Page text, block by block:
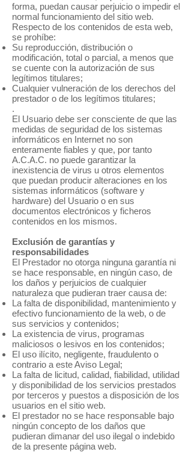
forma, puedan causar perjuicio o impedir el
normal funcionamiento del sitio web.
Respecto de los contenidos de esta web,
se prohíbe:
Su reproducción, distribución o
modificación, total o parcial, a menos que
se cuente con la autorización de sus
legítimos titulares;
Cualquier vulneración de los derechos del
prestador o de los legítimos titulares;
.
El Usuario debe ser consciente de que las
medidas de seguridad de los sistemas
informáticos en Internet no son
enteramente fiables y que, por tanto
A.C.A.C. no puede garantizar la
inexistencia de virus u otros elementos
que puedan producir alteraciones en los
sistemas informáticos (software y
hardware) del Usuario o en sus
documentos electrónicos y ficheros
contenidos en los mismos.
Exclusión de garantías y
responsabilidades
El Prestador no otorga ninguna garantía ni
se hace responsable, en ningún caso, de
los daños y perjuicios de cualquier
naturaleza que pudieran traer causa de:
La falta de disponibilidad, mantenimiento y
efectivo funcionamiento de la web, o de
sus servicios y contenidos;
La existencia de virus, programas
maliciosos o lesivos en los contenidos;
El uso ilícito, negligente, fraudulento o
contrario a este Aviso Legal;
La falta de licitud, calidad, fiabilidad, utilidad
y disponibilidad de los servicios prestados
por terceros y puestos a disposición de los
usuarios en el sitio web.
El prestador no se hace responsable bajo
ningún concepto de los daños que
pudieran dimanar del uso ilegal o indebido
de la presente página web.